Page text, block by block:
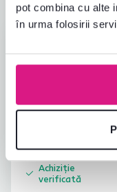
pot combina cu alte
în urma folosirii
I
17.3.2026,
Slovacia
Recenzie pentru același
Achiziție
verificată